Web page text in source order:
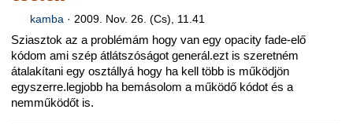
kamba · 2009. Nov. 26. (Cs), 11.41
Sziasztok az a problémám hogy van egy opacity fade-elő
kódom ami szép átlátszóságot generál.ezt is szeretném
átalakítani egy osztállyá hogy ha kell több is működjön
egyszerre.legjobb ha bemásolom a működő kódot és a
nemműködőt is.